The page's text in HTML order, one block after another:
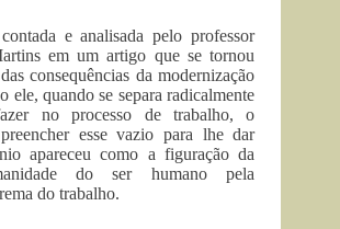
e analisada pelo professor
em um artigo que se tornou
consequências da modernização
ele, quando se separa radicalmente
no processo de trabalho, o
esse vazio para lhe dar
apareceu como a figuração da
do ser humano pela
do trabalho.